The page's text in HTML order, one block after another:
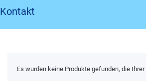
Kontakt
Es wurden keine Produkte gefunden, die